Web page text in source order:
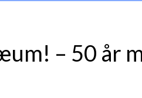
– 50 år